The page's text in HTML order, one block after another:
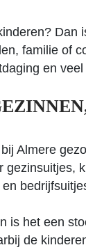
Dan
familie of
en
Almere
gezinsuitjes,
is het een
de